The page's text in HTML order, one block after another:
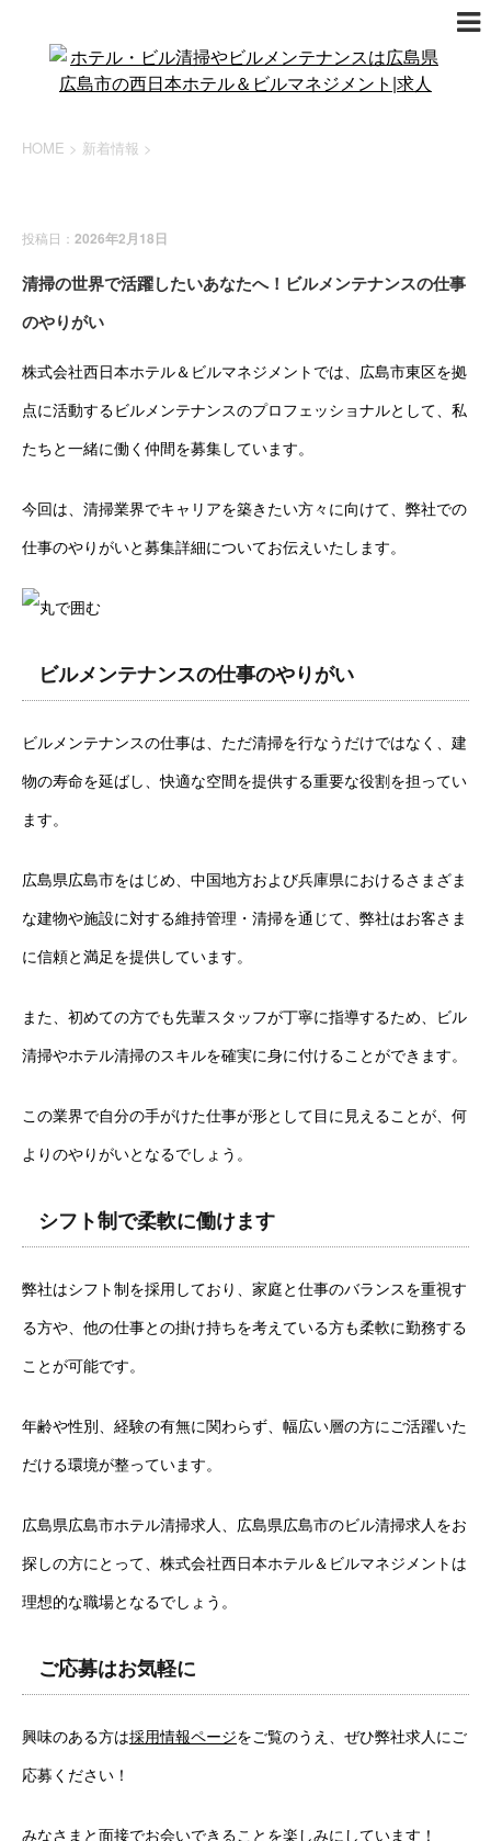
HOME > 新着情報 >
投稿日： 2026年2月18日
清掃の世界で活躍したいあなたへ！ビルメンテナンスの仕事
のやりがい
株式会社西日本ホテル＆ビルマネジメントでは、広島市東区を拠
点に活動するビルメンテナンスのプロフェッショナルとして、私
たちと一緒に働く仲間を募集しています。
今回は、清掃業界でキャリアを築きたい方々に向けて、弊社での
仕事のやりがいと募集詳細についてお伝えいたします。
ビルメンテナンスの仕事のやりがい
ビルメンテナンスの仕事は、ただ清掃を行なうだけではなく、建
物の寿命を延ばし、快適な空間を提供する重要な役割を担ってい
ます。
広島県広島市をはじめ、中国地方および兵庫県におけるさまざま
な建物や施設に対する維持管理・清掃を通じて、弊社はお客さま
に信頼と満足を提供しています。
また、初めての方でも先輩スタッフが丁寧に指導するため、ビル
清掃やホテル清掃のスキルを確実に身に付けることができます。
この業界で自分の手がけた仕事が形として目に見えることが、何
よりのやりがいとなるでしょう。
シフト制で柔軟に働けます
弊社はシフト制を採用しており、家庭と仕事のバランスを重視す
る方や、他の仕事との掛け持ちを考えている方も柔軟に勤務する
ことが可能です。
年齢や性別、経験の有無に関わらず、幅広い層の方にご活躍いた
だける環境が整っています。
広島県広島市ホテル清掃求人、広島県広島市のビル清掃求人をお
探しの方にとって、株式会社西日本ホテル＆ビルマネジメントは
理想的な職場となるでしょう。
ご応募はお気軽に
興味のある方は採用情報ページをご覧のうえ、ぜひ弊社求人にご
応募ください！
みなさまと面接でお会いできることを楽しみにしています！